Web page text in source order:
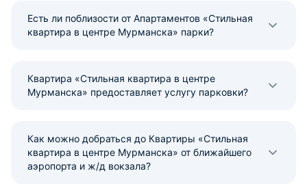
Есть ли поблизости от Апартаментов «Стильная
квартира в центре Мурманска» парки?
Квартира «Стильная квартира в центре
Мурманска» предоставляет услугу парковки?
Как можно добраться до Квартиры «Стильная
квартира в центре Мурманска» от ближайшего
аэропорта и ж/д вокзала?